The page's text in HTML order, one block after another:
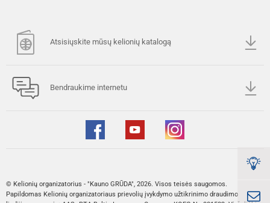
Atsisiųskite mūsų kelionių katalogą
Bendraukime internetu
© Kelionių organizatorius - "Kauno GRŪDA", 2026. Visos teisės saugomos.
Papildomas Kelionių organizatoriaus prievolių įvykdymo užtikrinimo draudimo